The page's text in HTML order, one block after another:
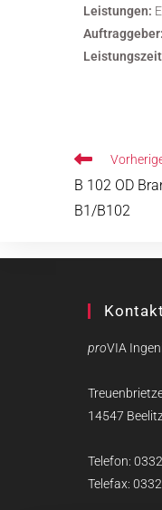
Leistungen:
Auftraggeber:
B 102 OD
B1/B102
proVIA
14547 Beelitz
Telefon:
Telefax: